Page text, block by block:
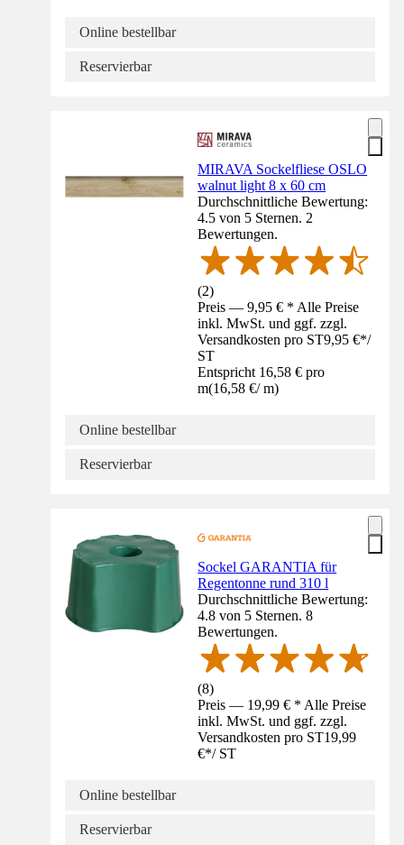
Online bestellbar
Reservierbar
MIRAVA Sockelfliese OSLO
walnut light 8 x 60 cm
Durchschnittliche Bewertung:
4.5 von 5 Sternen. 2
Bewertungen.
(2)
Preis — 9,95 € * Alle Preise
inkl. MwSt. und ggf. zzgl.
Versandkosten pro ST9,95 €*/
ST
Entspricht 16,58 € pro
m(16,58 €/ m)
Online bestellbar
Reservierbar
Sockel GARANTIA für
Regentonne rund 310 l
Durchschnittliche Bewertung:
4.8 von 5 Sternen. 8
Bewertungen.
(8)
Preis — 19,99 € * Alle Preise
inkl. MwSt. und ggf. zzgl.
Versandkosten pro ST19,99
€*/ ST
Online bestellbar
Reservierbar